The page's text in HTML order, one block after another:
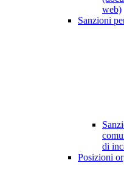
web)
Sanzioni
di
Posizioni